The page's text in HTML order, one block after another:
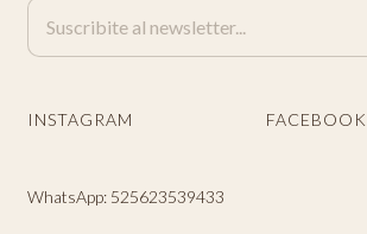
INSTAGRAM FACEBOOK
WhatsApp: 525623539433